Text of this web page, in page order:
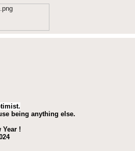
being anything else.
Year !